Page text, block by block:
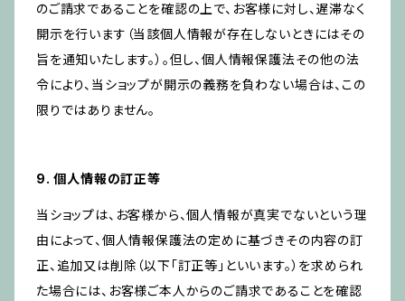
のご請求であることを確認の上で、お客様に対し、遅滞なく
開示を行います（当該個人情報が存在しないときにはその
旨を通知いたします。）。但し、個人情報保護法その他の法
令により、当ショップが開示の義務を負わない場合は、この
限りではありません。
9. 個人情報の訂正等
当ショップは、お客様から、個人情報が真実でないという理
由によって、個人情報保護法の定めに基づきその内容の訂
正、追加又は削除（以下「訂正等」といいます。）を求められ
た場合には、お客様ご本人からのご請求であることを確認